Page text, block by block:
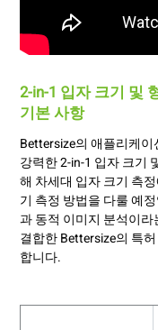
2-in-1 입자 크기 및
기본 사항
Bettersize의 애플리케
강력한 2-in-1 입자 크기
해 차세대 입자 크기 측
기 측정 방법을 다룰 예
과 동적 이미지 분석이
결합한 Bettersize의 특
합니다.